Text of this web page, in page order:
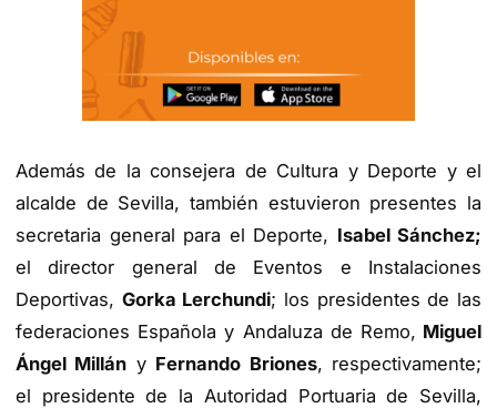
Además de la consejera de Cultura y Deporte y el
alcalde de Sevilla, también estuvieron presentes la
secretaria general para el Deporte, Isabel Sánchez;
el director general de Eventos e Instalaciones
Deportivas, Gorka Lerchundi; los presidentes de las
federaciones Española y Andaluza de Remo, Miguel
Ángel Millán y Fernando Briones, respectivamente;
el presidente de la Autoridad Portuaria de Sevilla,